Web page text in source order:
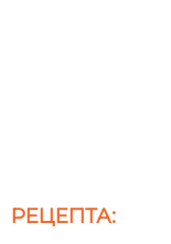
РЕЦЕПТА: